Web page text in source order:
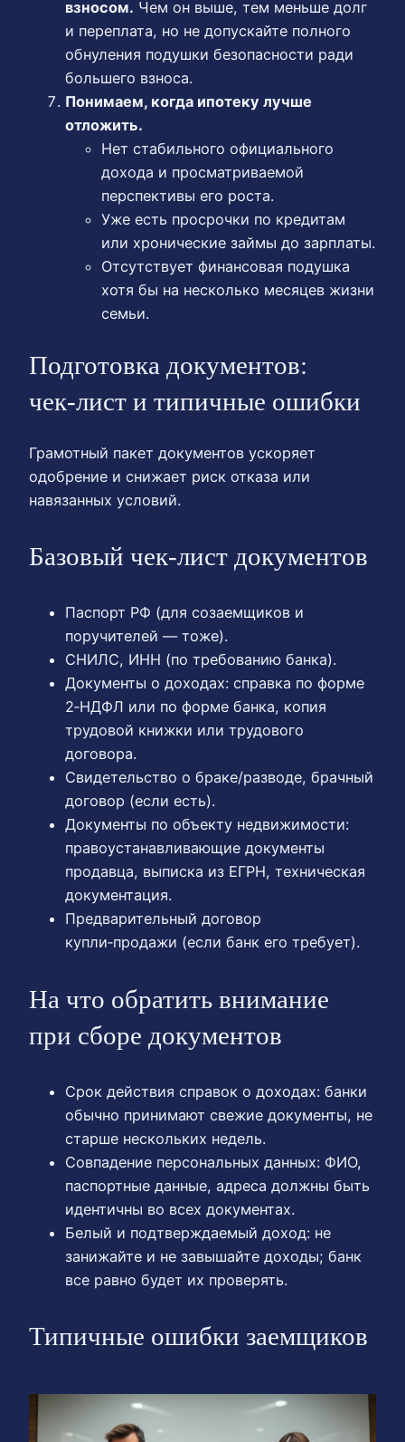
взносом. Чем он выше, тем меньше долг
и переплата, но не допускайте полного
обнуления подушки безопасности ради
большего взноса.
Понимаем, когда ипотеку лучше
отложить.
Нет стабильного официального
дохода и просматриваемой
перспективы его роста.
Уже есть просрочки по кредитам
или хронические займы до зарплаты.
Отсутствует финансовая подушка
хотя бы на несколько месяцев жизни
семьи.
Подготовка документов:
чек‑лист и типичные ошибки
Грамотный пакет документов ускоряет
одобрение и снижает риск отказа или
навязанных условий.
Базовый чек‑лист документов
Паспорт РФ (для созаемщиков и
поручителей — тоже).
СНИЛС, ИНН (по требованию банка).
Документы о доходах: справка по форме
2‑НДФЛ или по форме банка, копия
трудовой книжки или трудового
договора.
Свидетельство о браке/разводе, брачный
договор (если есть).
Документы по объекту недвижимости:
правоустанавливающие документы
продавца, выписка из ЕГРН, техническая
документация.
Предварительный договор
купли‑продажи (если банк его требует).
На что обратить внимание
при сборе документов
Срок действия справок о доходах: банки
обычно принимают свежие документы, не
старше нескольких недель.
Совпадение персональных данных: ФИО,
паспортные данные, адреса должны быть
идентичны во всех документах.
Белый и подтверждаемый доход: не
занижайте и не завышайте доходы; банк
все равно будет их проверять.
Типичные ошибки заемщиков